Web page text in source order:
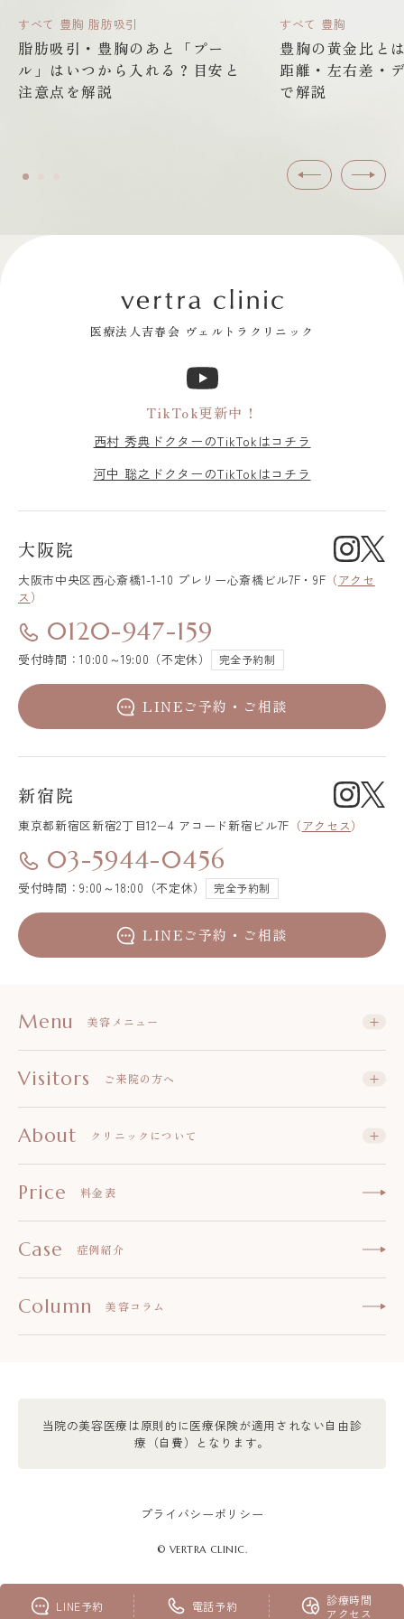
LINE予約 電話予約
大阪 大阪院
診療時間
アクセス
すべて 豊胸 脂肪吸引
脂肪吸引・豊胸のあと「プー
ル」はいつから入れる？目安と
注意点を解説
すべて 豊胸
豊胸の黄金比と
距離・左右差・
で解説
前へ 次へ
医療法人吉春会 ヴェルトラクリニック
TikTok更新中！
西村 秀典ドクターのTikTokはコチラ
河中 聡之ドクターのTikTokはコチラ
大阪院
大阪市中央区西心斎橋1-1-10 プレリー心斎橋ビル7F・9F （アクセ
ス ）
0120-947-159
受付時間：10:00～19:00（不定休） 完全予約制
LINEご予約・ご相談
新宿院
東京都新宿区新宿2丁目12−4 アコード新宿ビル7F （アクセス）
03-5944-0456
受付時間：9:00～18:00（不定休） 完全予約制
LINEご予約・ご相談
Menu 美容メニュー
Visitors ご来院の方へ
About クリニックについて
Price 料金表
Case 症例紹介
Column 美容コラム
当院の美容医療は原則的に医療保険が適用されない自由診
療（自費）となります。
プライバシーポリシー
© VERTRA CLINIC.